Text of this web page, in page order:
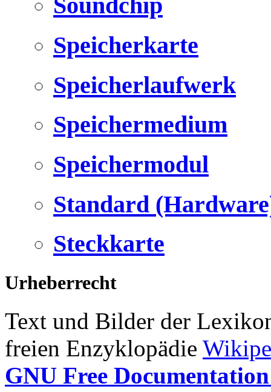
Speicherkarte
Speicherlaufwerk
Speichermedium
Speichermodul
Standard
Steckkarte
Urheberrecht
Text und Bilder der
freien Enzyklopädie
GNU Free